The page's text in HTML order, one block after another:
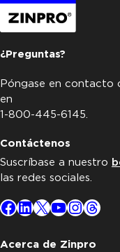
¿Preguntas?
Póngase en contacto
en
1-800-445-6145.
Contáctenos
Suscríbase a nuestro
las redes sociales.
Facebook
LinkedIn
X YouTube
Acerca de Zinpro